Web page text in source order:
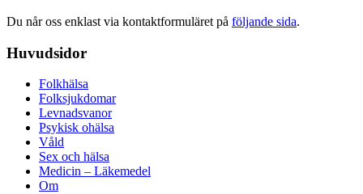
Du når oss enklast via kontaktformuläret på följande sida.
Huvudsidor
Folkhälsa
Folksjukdomar
Levnadsvanor
Psykisk ohälsa
Våld
Sex och hälsa
Medicin – Läkemedel
Om